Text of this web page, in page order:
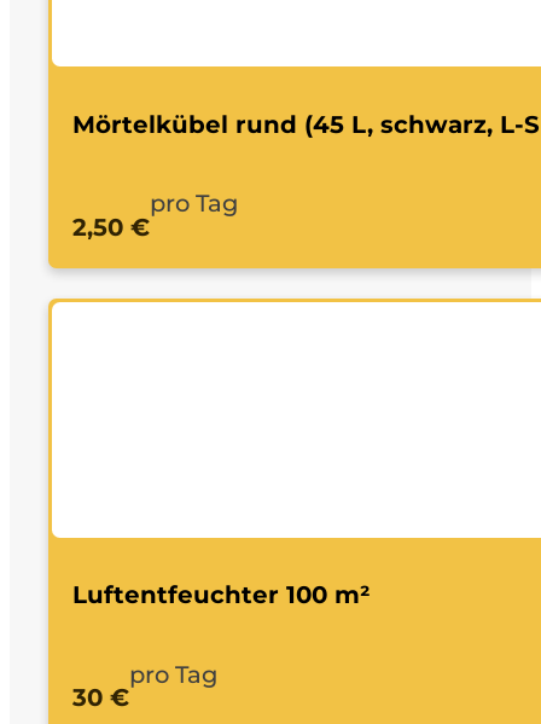
Mörtelkübel rund (45 L, schwarz, L-
2,50 €
pro Tag
Luftentfeuchter 100 m²
30 €
pro Tag